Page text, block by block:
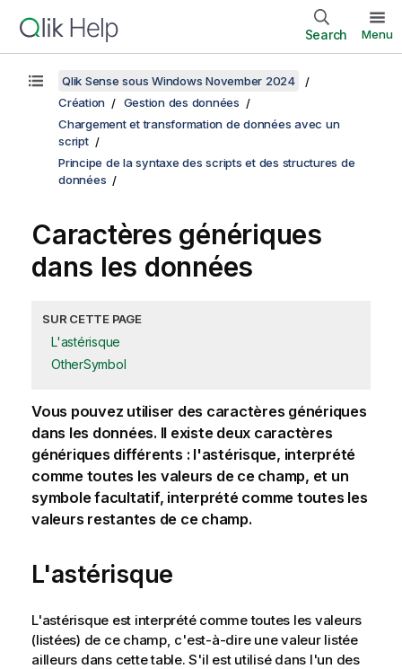
Search Menu
Qlik Sense sous Windows November 2024
Création
Gestion des données
Chargement et transformation de données avec un
script
Principe de la syntaxe des scripts et des structures de
données
Caractères génériques
dans les données
SUR CETTE PAGE
L'astérisque
OtherSymbol
Vous pouvez utiliser des caractères génériques
dans les données. Il existe deux caractères
génériques différents : l'astérisque, interprété
comme toutes les valeurs de ce champ, et un
symbole facultatif, interprété comme toutes les
valeurs restantes de ce champ.
L'astérisque
L'astérisque est interprété comme toutes les valeurs
(listées) de ce champ, c'est-à-dire une valeur listée
ailleurs dans cette table. S'il est utilisé dans l'un des